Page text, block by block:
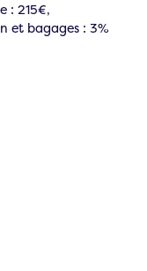
: 215€,
et bagages : 3%